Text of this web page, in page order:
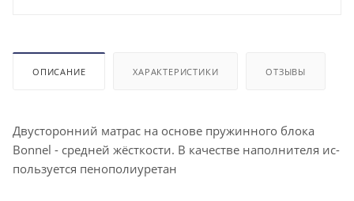
ОПИСАНИЕ ХАРАКТЕРИСТИКИ ОТЗЫВЫ
Двус­то­рон­ний мат­рас на ос­но­ве пру­жин­но­го бло­ка
Вonnel - сред­ней жёс­ткос­ти. В ка­чес­тве на­пол­ни­теля ис­
поль­зу­ет­ся пенополиуретан